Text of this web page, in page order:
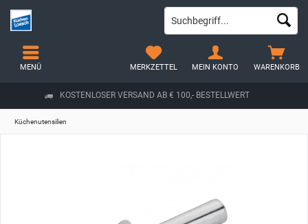
KOSTENLOSER VERSAND AB € 100,- BESTELLWERT
WARENKORB
MERKZETTEL MEIN KONTO
MENÜ
Küchenutensilien